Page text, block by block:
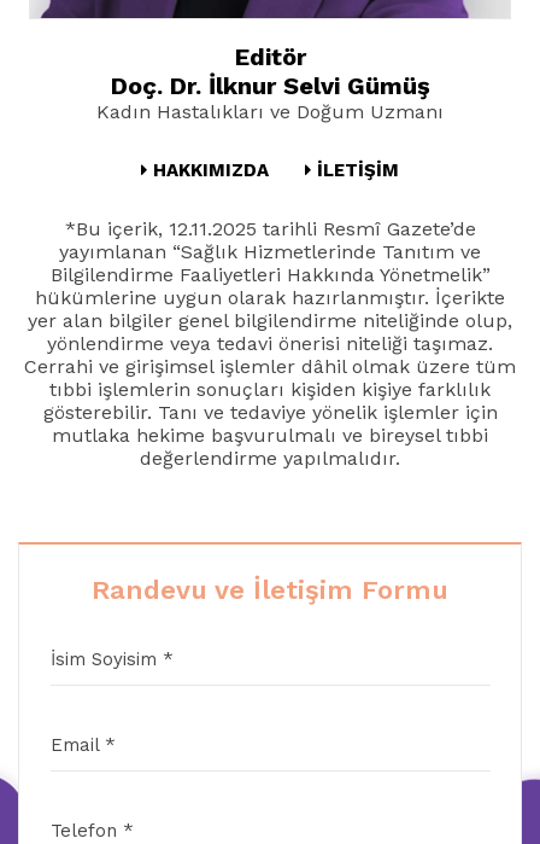
Editör
Doç. Dr. İlknur Selvi Gümüş
Kadın Hastalıkları ve Doğum Uzmanı
HAKKIMIZDA İLETİŞİM
*Bu içerik, 12.11.2025 tarihli Resmî Gazete’de
yayımlanan “Sağlık Hizmetlerinde Tanıtım ve
Bilgilendirme Faaliyetleri Hakkında Yönetmelik”
hükümlerine uygun olarak hazırlanmıştır. İçerikte
yer alan bilgiler genel bilgilendirme niteliğinde olup,
yönlendirme veya tedavi önerisi niteliği taşımaz.
Cerrahi ve girişimsel işlemler dâhil olmak üzere tüm
tıbbi işlemlerin sonuçları kişiden kişiye farklılık
gösterebilir. Tanı ve tedaviye yönelik işlemler için
mutlaka hekime başvurulmalı ve bireysel tıbbi
değerlendirme yapılmalıdır.
Randevu ve İletişim Formu
İsim Soyisim *
Email *
Telefon *